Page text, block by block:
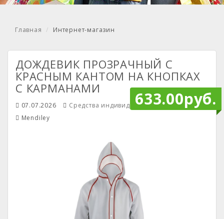
Главная Интернет-магазин
633.00руб.
ДОЖДЕВИК ПРОЗРАЧНЫЙ С
КРАСНЫМ КАНТОМ НА КНОПКАХ
С КАРМАНАМИ
07.07.2026
Средства индивидуальной защиты
Mendiley